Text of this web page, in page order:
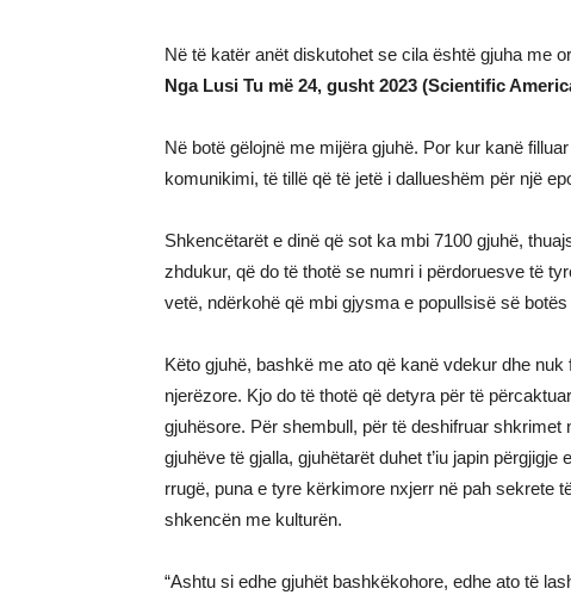
Në të katër anët diskutohet se cila është gjuha me
Nga Lusi Tu më 24, gusht 2023 (Scientific
Në botë gëlojnë me mijëra gjuhë. Por kur kanë
komunikimi, të tillë që të jetë i dallueshëm për një
Shkencëtarët e dinë që sot ka mbi 7100 gjuhë,
zhdukur, që do të thotë se numri i përdoruesve të
vetë, ndërkohë që mbi gjysma e popullsisë së
Këto gjuhë, bashkë me ato që kanë vdekur dhe
njerëzore. Kjo do të thotë që detyra për të
gjuhësore. Për shembull, për të deshifruar
gjuhëve të gjalla, gjuhëtarët duhet t’iu japin
rrugë, puna e tyre kërkimore nxjerr në pah sekrete
shkencën me kulturën.
“Ashtu si edhe gjuhët bashkëkohore, edhe ato të